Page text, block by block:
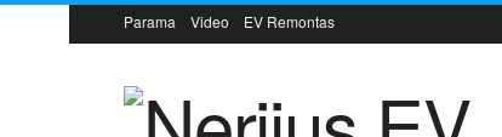
Parama Video EV Remontas